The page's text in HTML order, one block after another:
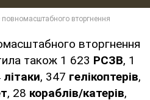
вторгнення
також 1 623 РСЗВ, 1
літаки, 347 гелікоптерів,
, 28 кораблів/катерів,